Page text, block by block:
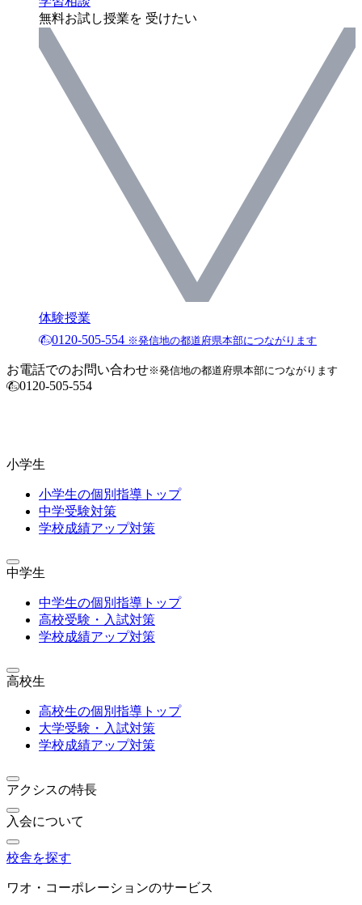
無料お試し授業を 受けたい
体験授業
0120-505-554 ※発信地の都道府県本部につながります
お電話でのお問い合わせ※発信地の都道府県本部につながります
0120-505-554
小学生
小学生の個別指導トップ
中学受験対策
学校成績アップ対策
中学生
中学生の個別指導トップ
高校受験・入試対策
学校成績アップ対策
高校生
高校生の個別指導トップ
大学受験・入試対策
学校成績アップ対策
アクシスの特長
入会について
校舎を探す
ワオ・コーポレーションのサービス